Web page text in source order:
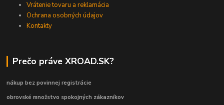
Vrátenie tovaru a reklamácia
Ochrana osobných údajov
Kontakty
Prečo práve XROAD.SK?
nákup bez povinnej registrácie
obrovské množstvo spokojných zákazníkov